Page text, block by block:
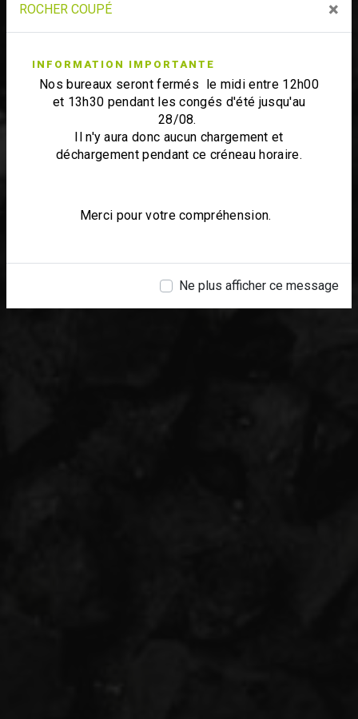
ROCHER COUPÉ ×
INFORMATION IMPORTANTE
Nos bureaux seront fermés le midi entre 12h00
et 13h30 pendant les congés d'été jusqu'au
28/08.
Il n'y aura donc aucun chargement et
déchargement pendant ce créneau horaire.
Merci pour votre compréhension.
Ne plus afficher ce message